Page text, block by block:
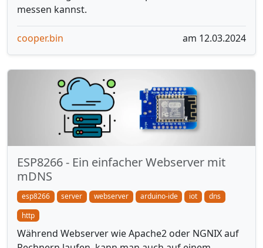
messen kannst.
cooper.bin am 12.03.2024
ESP8266 - Ein einfacher Webserver mit
mDNS
esp8266 server webserver arduino-ide iot
dns
http
Während Webserver wie Apache2 oder NGNIX auf